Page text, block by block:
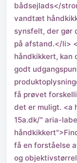
bådsejlads</
vandtæt
synsfelt, der gør
på afstand.</li>
håndkikkert, kan
godt
få prøvet
det er muligt.
15a.dk/" aria-
få en forståelse
og